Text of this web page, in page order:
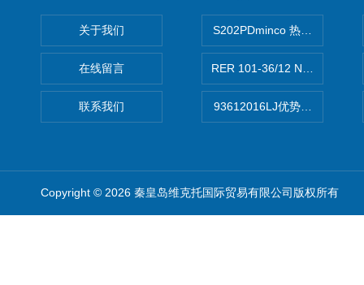
关于我们
在线留言
联系我们
S202PDminco 热电阻
RER 101-36/12 NHH离心
93612016LJ优势供应美国
Copyright © 2026 秦皇岛维克托国际贸易有限公司版权所有